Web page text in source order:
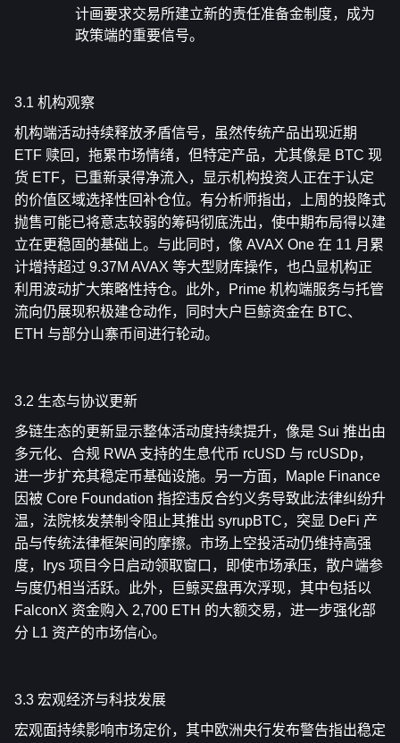
计画要求交易所建立新的责任准备金制度，成为
政策端的重要信号。
3.1 机构观察
机构端活动持续释放矛盾信号，虽然传统产品出现近期
ETF 赎回，拖累市场情绪，但特定产品，尤其像是 BTC 现
货 ETF，已重新录得净流入，显示机构投资人正在于认定
的价值区域选择性回补仓位。有分析师指出，上周的投降式
抛售可能已将意志较弱的筹码彻底洗出，使中期布局得以建
立在更稳固的基础上。与此同时，像 AVAX One 在 11 月累
计增持超过 9.37M AVAX 等大型财库操作，也凸显机构正
利用波动扩大策略性持仓。此外，Prime 机构端服务与托管
流向仍展现积极建仓动作，同时大户巨鲸资金在 BTC、
ETH 与部分山寨币间进行轮动。
3.2 生态与协议更新
多链生态的更新显示整体活动度持续提升，像是 Sui 推出由
多元化、合规 RWA 支持的生息代币 rcUSD 与 rcUSDp，
进一步扩充其稳定币基础设施。另一方面，Maple Finance
因被 Core Foundation 指控违反合约义务导致此法律纠纷升
温，法院核发禁制令阻止其推出 syrupBTC，突显 DeFi 产
品与传统法律框架间的摩擦。市场上空投活动仍维持高强
度，Irys 项目今日启动领取窗口，即使市场承压，散户端参
与度仍相当活跃。此外，巨鲸买盘再次浮现，其中包括以
FalconX 资金购入 2,700 ETH 的大额交易，进一步强化部
分 L1 资产的市场信心。
3.3 宏观经济与科技发展
宏观面持续影响市场定价，其中欧洲央行发布警告指出稳定